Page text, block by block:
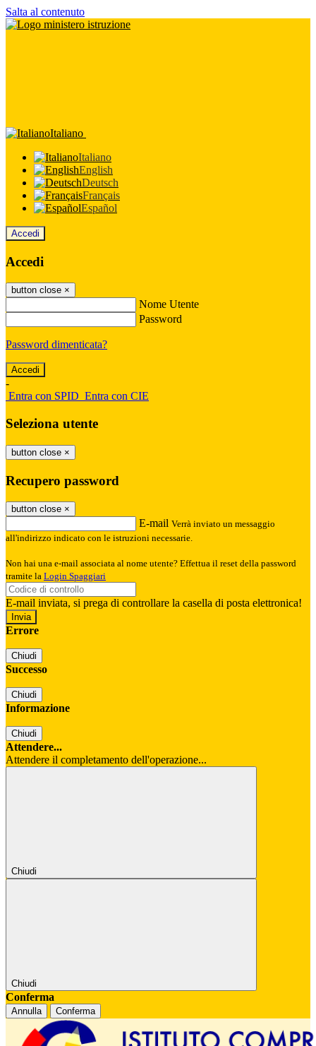
Salta al contenuto
Italiano
Italiano
English
Deutsch
Français
Español
Accedi
Accedi
button close ×
Nome Utente
Password
Password dimenticata?
-
Entra con SPID Entra con CIE
Seleziona utente
button close ×
Recupero password
button close ×
E-mail Verrà inviato un messaggio
all'indirizzo indicato con le istruzioni necessarie.
Non hai una e-mail associata al nome utente? Effettua il reset della password
tramite la Login Spaggiari
E-mail inviata, si prega di controllare la casella di posta elettronica!
Errore
Chiudi
Successo
Chiudi
Informazione
Chiudi
Attendere...
Attendere il completamento dell'operazione...
Chiudi
Chiudi
Conferma
Annulla Conferma